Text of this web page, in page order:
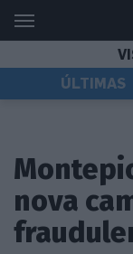
ÚLTIMAS
nova